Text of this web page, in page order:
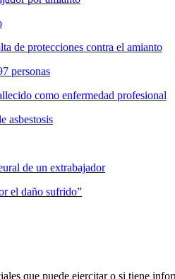
de protecciones contra el amianto
personas
como enfermedad profesional
asbestosis
de un extrabajador
el daño sufrido”
que puede ejercitar o si tiene